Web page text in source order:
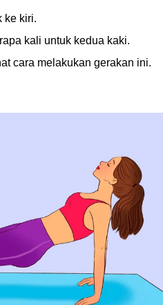
ke kiri.
kali untuk kedua kaki.
cara melakukan gerakan ini.